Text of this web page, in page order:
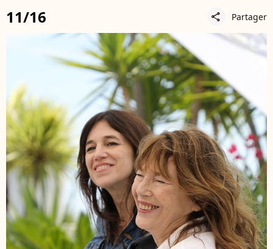
11/16 share Partager